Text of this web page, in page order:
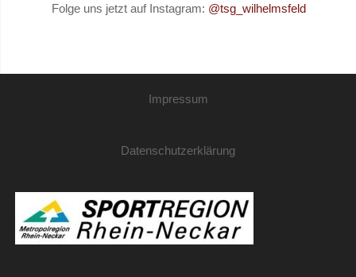
Folge uns jetzt auf Instagram: @tsg_wilhelmsfeld
Impressum
Datenschutzerklärung